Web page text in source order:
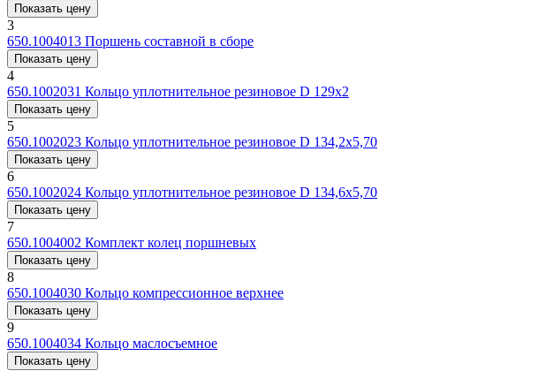
Показать цену
3
650.1004013 Поршень составной в сборе
Показать цену
4
650.1002031 Кольцо уплотнительное резиновое D 129х2
Показать цену
5
650.1002023 Кольцо уплотнительное резиновое D 134,2x5,70
Показать цену
6
650.1002024 Кольцо уплотнительное резиновое D 134,6x5,70
Показать цену
7
650.1004002 Комплект колец поршневых
Показать цену
8
650.1004030 Кольцо компрессионное верхнее
Показать цену
9
650.1004034 Кольцо маслосъемное
Показать цену